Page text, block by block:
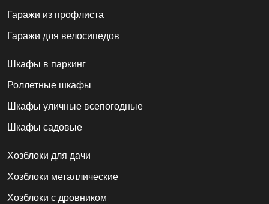
Гаражи из профлиста
Гаражи для велосипедов
Шкафы в паркинг
Роллетные шкафы
Шкафы уличные всепогодные
Шкафы садовые
Хозблоки для дачи
Хозблоки металлические
Хозблоки с дровником